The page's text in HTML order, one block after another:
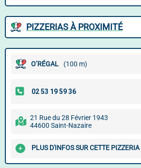
PIZZERIAS À PROXIMITÉ
O’RÉGAL (100 m)
21 Rue du 28 Février 1943
44600 Saint-Nazaire
PLUS D'INFOS SUR CETTE PIZZERIA